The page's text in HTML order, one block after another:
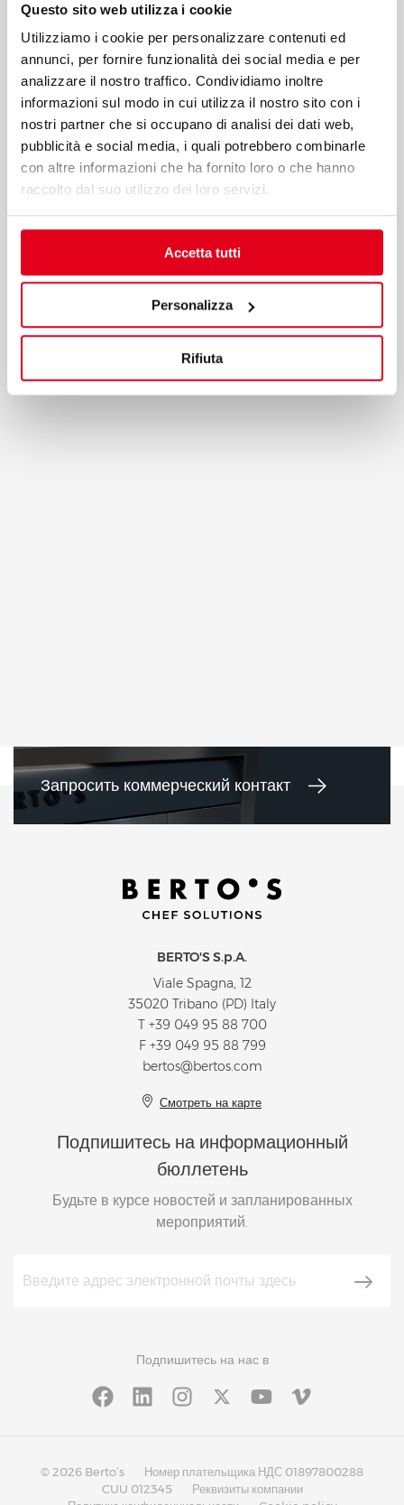
Questo sito web utilizza i cookie
Utilizziamo i cookie per personalizzare contenuti ed
annunci, per fornire funzionalità dei social media e per
analizzare il nostro traffico. Condividiamo inoltre
informazioni sul modo in cui utilizza il nostro sito con i
nostri partner che si occupano di analisi dei dati web,
pubblicità e social media, i quali potrebbero combinarle
con altre informazioni che ha fornito loro o che hanno
raccolto dal suo utilizzo dei loro servizi.
Accetta tutti
Personalizza
Rifiuta
Submit
Berto’s S.p.A.
Viale Spagna, 12
35020 Tribano (PD) Italy
T+39 049 95 88 700
F +39 049 95 88 799
Смотреть на карте
Запросить коммерческий контакт
BERTO'S S.p.A.
Viale Spagna, 12
35020 Tribano (PD) Italy
T +39 049 95 88 700
F +39 049 95 88 799
bertos@bertos.com
Смотреть на карте
Подпишитесь на информационный
бюллетень
Будьте в курсе новостей и запланированных
мероприятий.
Подпишитесь на нас в
© 2026 Berto’s
Номер плательщика НДС 01897800288
CUU 012345
Реквизиты компании